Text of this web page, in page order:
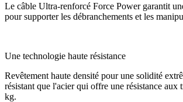
Le câble Ultra-renforcé Force Power garantit
pour supporter les débranchements et les
Une technologie haute résistance
Revêtement haute densité pour une solidité
résistant que l'acier qui offre une résistance aux
kg.